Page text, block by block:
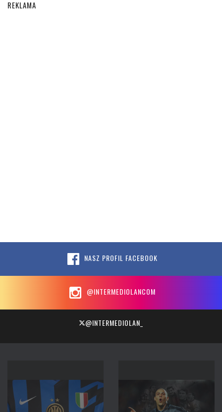
REKLAMA
NASZ PROFIL FACEBOOK
@INTERMEDIOLANCOM
@INTERMEDIOLAN_